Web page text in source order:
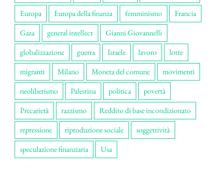
Europa
Europa della finanza femminismo
Francia
Gaza
general intellect
Gianni Giovannelli
globalizzazione
guerra Israele lavoro
lotte
migranti
Milano Moneta del comune
movimenti
neoliberismo
Palestina politica
povertà
Precarietà
razzismo
Reddito di base incondizionato
repressione
riproduzione sociale
soggettività
speculazione finanziaria
Usa